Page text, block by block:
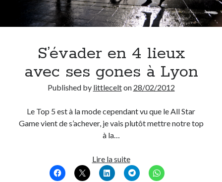
S’évader en 4 lieux
avec ses gones à Lyon
Published by littlecelton 28/02/2012
Le Top 5 est à la mode cependant vu que le All Star
Game vient de s’achever, je vais plutôt mettre notre top
à la…
Lire la suiteS’évader
en